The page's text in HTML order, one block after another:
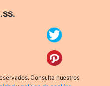
Consulta nuestros